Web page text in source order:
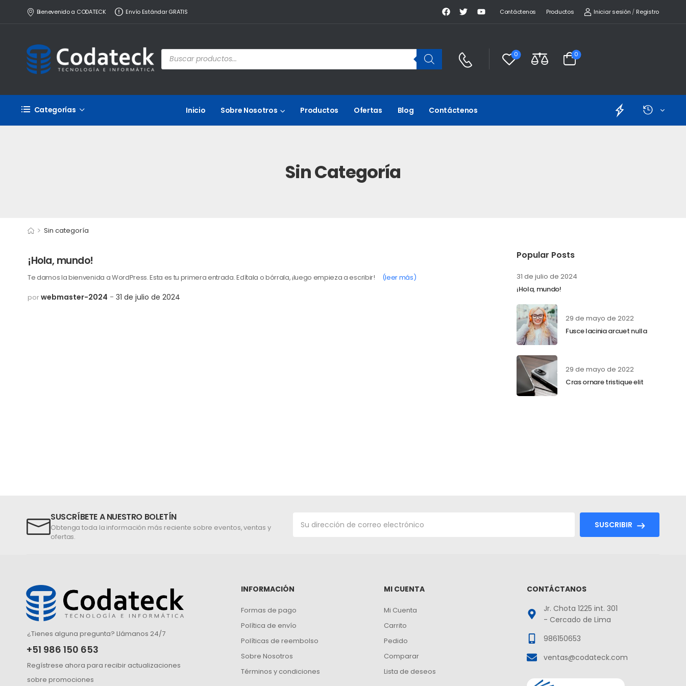
Bienevenido a CODATECK Envío Estándar GRATIS Contáctenos Productos Iniciar sesión / Registro
0 0
Categorías Inicio Sobre Nosotros Productos Ofertas Blog Contáctenos
Sin Categoría
> Sin categoría
Popular Posts
31 de julio de 2024
¡Hola, mundo!
29 de mayo de 2022
Fusce lacinia arcuet nulla
29 de mayo de 2022
Cras ornare tristique elit
¡Hola, mundo!
Te damos la bienvenida a WordPress. Esta es tu primera entrada. Edítala o bórrala, ¡luego empieza a escribir! (leer más)
porwebmaster-2024 31 de julio de 2024
SUSCRÍBETE A NUESTRO BOLETÍN
Obtenga toda la información más reciente sobre eventos, ventas y
ofertas.
SUSCRIBIR
¿Tienes alguna pregunta? Llámanos 24/7
+51 986 150 653
Regístrese ahora para recibir actualizaciones
sobre promociones
INFORMACIÓN
Formas de pago
Política de envío
Políticas de reembolso
Sobre Nosotros
Términos y condiciones
MI CUENTA
Mi Cuenta
Carrito
Pedido
Comparar
Lista de deseos
CONTÁCTANOS
Jr. Chota 1225 int. 301
- Cercado de Lima
986150653
ventas@codateck.com